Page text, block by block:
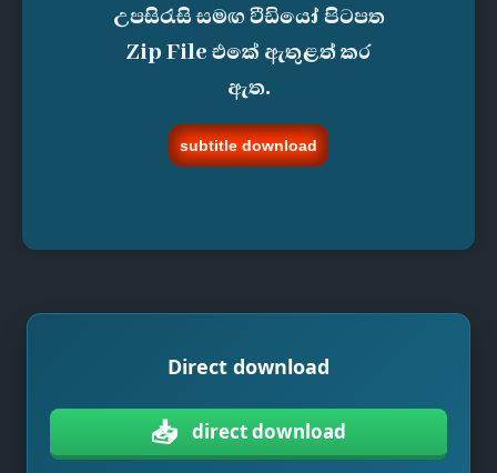
උපසිරැසි සමඟ වීඩියෝ පිටපත
Zip File එකේ ඇතුළත් කර
ඇත.
subtitle download
Direct download
📥 direct download